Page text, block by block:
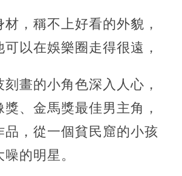
，稱不上好看的外貌，
以在娛樂圈走得很遠，
畫的小角色深入人心，
、金馬獎最佳男主角，
品，從一個貧民窟的小孩
的明星。